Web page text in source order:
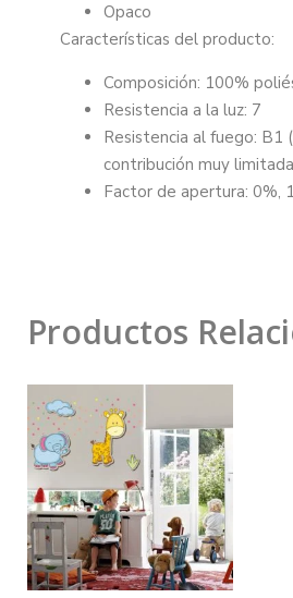
Opaco
Características del producto:
Composición: 100%
Resistencia a la luz: 7
Resistencia al fuego: B1
contribución muy
Factor de apertura: 0%,
Productos